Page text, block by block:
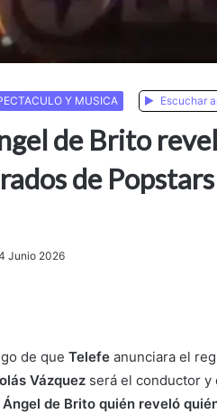
Y MUSICA Escuchar
de Brito
de Popstars
Junio 2026
de que Telefe anunciara el
Vázquez será el conductor y
de Brito quién reveló